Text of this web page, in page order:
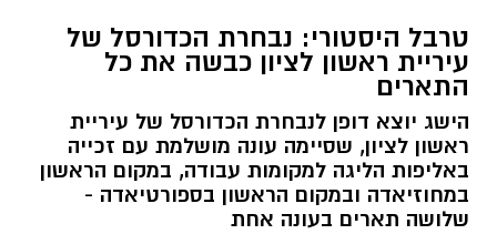
אור קורנליוס חתם במכבי ראשון לציון
מכבי ראשון לציון ממשיכה לבנות את הסגל לעונת
2026/27 והודיעה היום (חמישי) על החתמתו של אור
קורנליוס.
טרבל היסטורי: נבחרת הכדורסל של
עיריית ראשון לציון כבשה את כל
התארים
הישג יוצא דופן לנבחרת הכדורסל של עיריית
ראשון לציון, שסיימה עונה מושלמת עם זכייה
באליפות הליגה למקומות עבודה, במקום הראשון
במחוזיאדה ובמקום הראשון בספורטיאדה -
שלושה תארים בעונה אחת